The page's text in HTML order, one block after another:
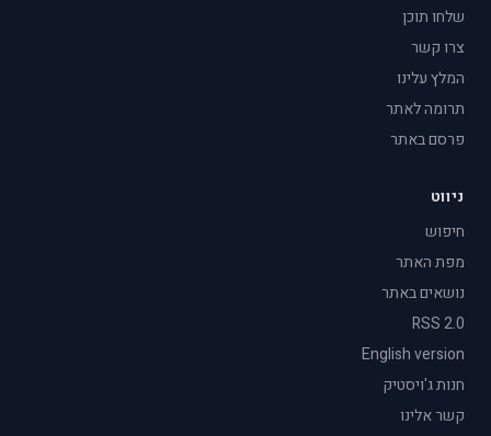
שלחו תוכן
צרו קשר
המלץ עלינו
תרומה לאתר
פרסם באתר
ניווט
חיפוש
מפת האתר
נושאים באתר
RSS 2.0
English version
חנות ג'ויסטיק
קשר אלינו